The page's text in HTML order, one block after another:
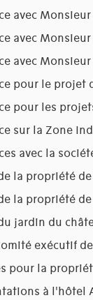
avec Monsieur
avec
avec
pour le projet
pour les
sur la Zone
avec la
la propriété
la propriété
jardin du
exécutif
pour la
à l'hôtel